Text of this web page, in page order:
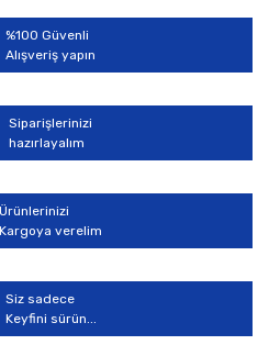
alternatifler olmalı.
Gönder
%100 Güvenli
Alışveriş yapın
Siparişlerinizi
hazırlayalım
Ürünlerinizi
Kargoya verelim
Siz sadece
Keyfini sürün...